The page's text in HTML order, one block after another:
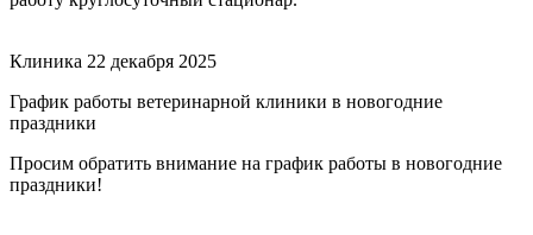
Клиника 22 декабря 2025
График работы ветеринарной клиники в новогодние
праздники
Просим обратить внимание на график работы в новогодние
праздники!